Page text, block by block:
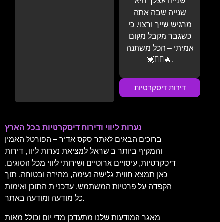
שנייה שבה אתה
מרגיש שייך ורצוי. כי
כשגבר מקבל מקום
אמיתי – הכל משתנה
💓💆‍♂️🔥.
דירות דיסקרטיות
נערות ליווי ודירות דיסקרטיות בכל הארץ
ברוכים הבאים לאתר סקס אדיר – הפורטל האמין
והמקיף ביותר בישראל למציאת נערות ליווי, דירות
דיסקרטיות, עיסויים ארוטיים ושירותי ליווי מכל הסוגים.
כאן תמצא חווית גלישה נעימה, מהירה ובטוחה, תוך
הקפדה על פרטיות המשתמש, עדכניות התוכן ואימות
כל מודעה ומודעה באתר.
מאגר המודעות שלנו מתעדכן מדי יום וכולל מאות